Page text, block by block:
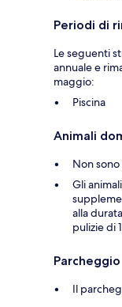
Periodi di
Le seguenti
annuale e
maggio:
Piscina
Animali
Non
Gli
alla
pulizie di
Parcheggio
Il